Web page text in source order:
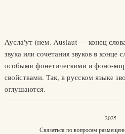
Аусла'ут (нем. Auslaut — конец
звука или сочетания звуков в конце
особыми фонетическими и фоно-
свойствами. Так, в русском языке
оглушаются.
2025
Связаться по вопросам